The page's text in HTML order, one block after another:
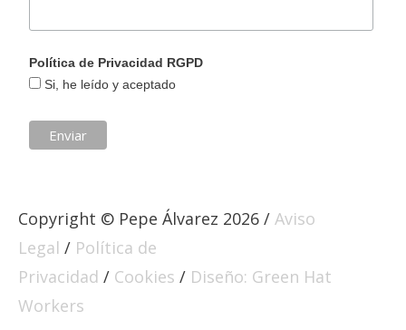
Política de Privacidad RGPD
Si, he leído y aceptado
Copyright © Pepe Álvarez 2026 / Aviso
Legal / Política de
Privacidad / Cookies / Diseño: Green Hat
Workers